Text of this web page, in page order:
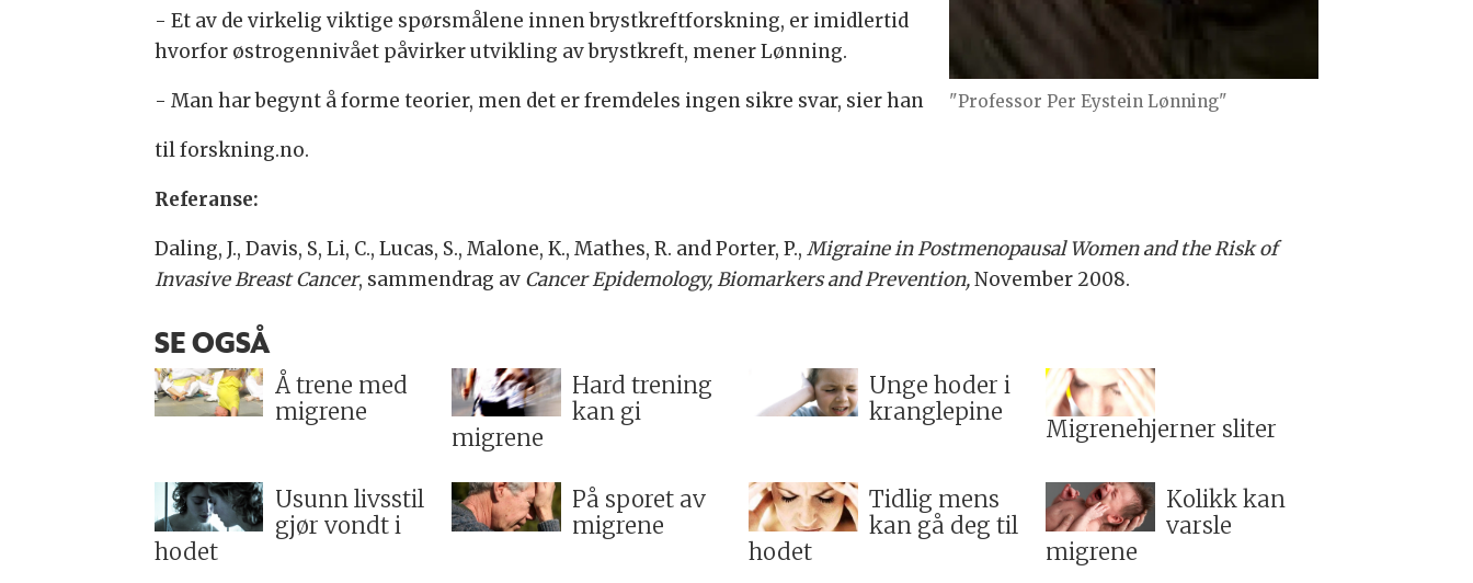
"Professor Per Eystein Lønning"
- Et av de virkelig viktige spørsmålene innen brystkreftforskning, er imidlertid
hvorfor østrogennivået påvirker utvikling av brystkreft, mener Lønning.
- Man har begynt å forme teorier, men det er fremdeles ingen sikre svar, sier han
til forskning.no.
Referanse:
Daling, J., Davis, S, Li, C., Lucas, S., Malone, K., Mathes, R. and Porter, P., Migraine in Postmenopausal Women and the Risk of
Invasive Breast Cancer, sammendrag av Cancer Epidemology, Biomarkers and Prevention,November 2008.
SE OGSÅ
Å trene med
migrene
Hard trening
kan gi
migrene
Unge hoder i
kranglepine
Migrenehjerner sliter
Usunn livsstil
gjør vondt i
hodet
På sporet av
migrene
Tidlig mens
kan gå deg til
hodet
Kolikk kan
varsle
migrene